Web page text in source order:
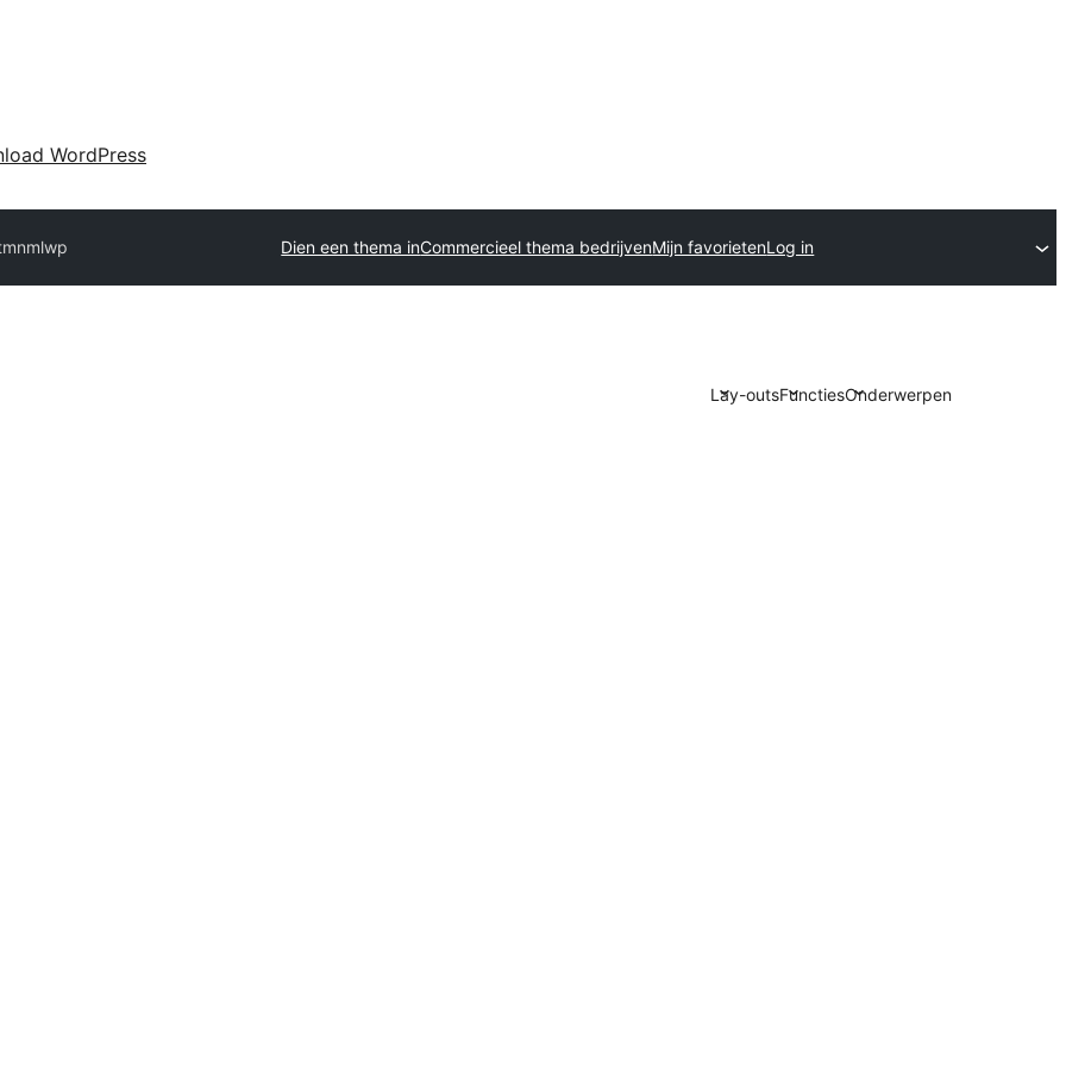
WordPress
mnmlwp Dien een thema inCommercieel thema bedrijvenMijn favorietenLog in
Lay-outsFunctiesOnderwerpen